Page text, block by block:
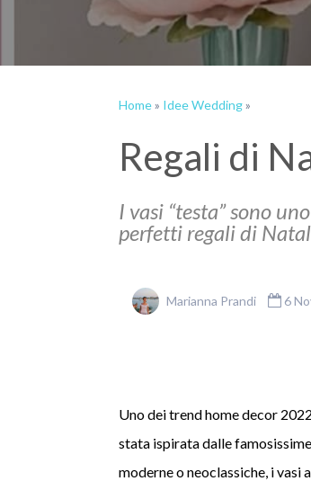
Home» Idee Wedding»
Regali di
I vasi “testa” sono
perfetti regali di
Marianna Prandi 6
Uno dei trend home decor
stata ispirata dalle
moderne o neoclassiche, i